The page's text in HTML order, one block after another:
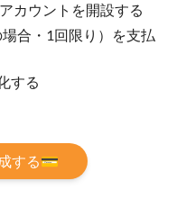
カウントを開設する
合・1回限り）を支払
する
する💳